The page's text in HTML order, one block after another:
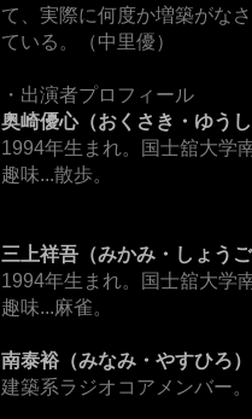
て、実際に何度か増築がな
ている。（中里優）
・出演者プロフィール
奥崎優心（おくさき・ゆう
1994年生まれ。国士舘大学
趣味...散歩。
三上祥吾（みかみ・しょう
1994年生まれ。国士舘大学
趣味...麻雀。
南泰裕（みなみ・やすひろ）
建築系ラジオコアメンバー。